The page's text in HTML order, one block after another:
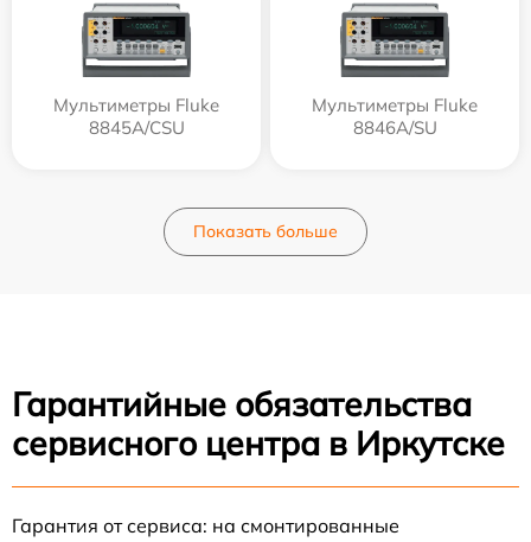
Мультиметры Fluke
8845A/CSU
Мультиметры Fluke
8846A/SU
Показать больше
Гарантийные обязательства
сервисного центра в Иркутске
Гарантия от сервиса: на смонтированные